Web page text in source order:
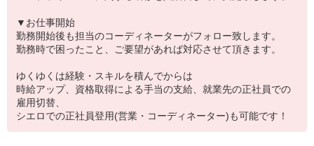
▼お仕事開始
勤務開始後も担当のコーディネーターがフォロー致します。
勤務時で困ったこと、ご要望があれば対応させて頂きます。
ゆくゆくは経験・スキルを積んでからは
時給アップ、資格取得による手当の支給、就業先の正社員での
雇用切替、
シエロでの正社員登用(営業・コーディネーター)も可能です！